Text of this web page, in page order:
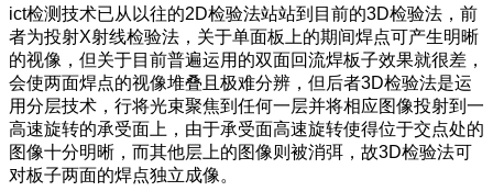
ict检测技术已从以往的2D检验法站站到目前的3D检验法，前
者为投射X射线检验法，关于单面板上的期间焊点可产生明晰
的视像，但关于目前普遍运用的双面回流焊板子效果就很差，
会使两面焊点的视像堆叠且极难分辨，但后者3D检验法是运
用分层技术，行将光束聚焦到任何一层并将相应图像投射到一
高速旋转的承受面上，由于承受面高速旋转使得位于交点处的
图像十分明晰，而其他层上的图像则被消弭，故3D检验法可
对板子两面的焊点独立成像。